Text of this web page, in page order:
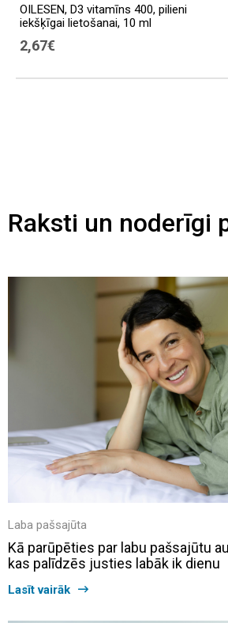
OILESEN, D3 vitamīns 400, pilieni
iekšķīgai lietošanai, 10 ml
2,67€
Raksti un noderīgi
Laba pašsajūta
Kā parūpēties par labu pašsajūtu
kas palīdzēs justies labāk ik dienu
Lasīt vairāk